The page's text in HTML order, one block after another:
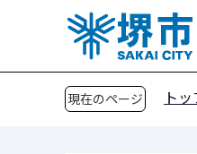
現在のページ ト